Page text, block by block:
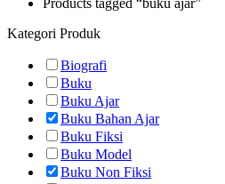
Products tagged “buku ajar”
Kategori Produk
Biografi
Buku
Buku Ajar
Buku Bahan Ajar
Buku Fiksi
Buku Model
Buku Non Fiksi